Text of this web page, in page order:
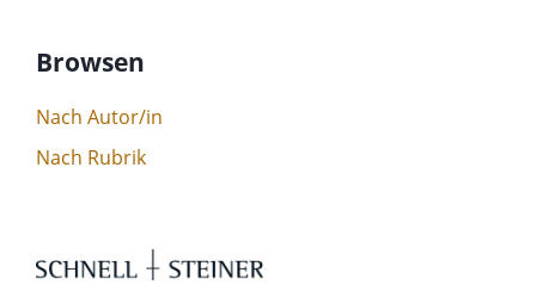
Browsen
Nach Autor/in
Nach Rubrik